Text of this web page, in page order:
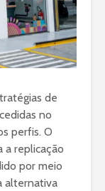
de
no
perfis. O
a replicação
por meio
alternativa